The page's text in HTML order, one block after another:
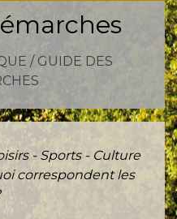
/ GUIDE DES
- Sports - Culture
correspondent les